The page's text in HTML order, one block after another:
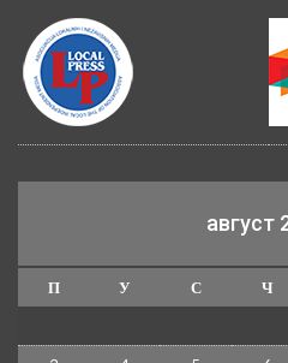
август
П У С Ч